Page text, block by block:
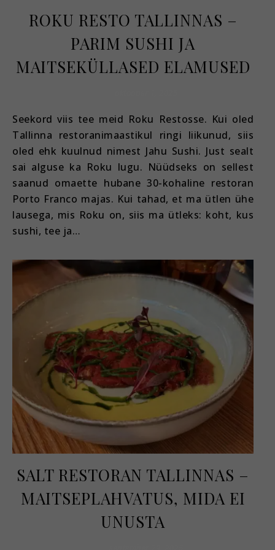
ROKU RESTO TALLINNAS –
PARIM SUSHI JA
MAITSEKÜLLASED ELAMUSED
Seekord viis tee meid Roku Restosse. Kui oled
Tallinna restoranimaastikul ringi liikunud, siis
oled ehk kuulnud nimest Jahu Sushi. Just sealt
sai alguse ka Roku lugu. Nüüdseks on sellest
saanud omaette hubane 30-kohaline restoran
Porto Franco majas. Kui tahad, et ma ütlen ühe
lausega, mis Roku on, siis ma ütleks: koht, kus
sushi, tee ja…
SALT RESTORAN TALLINNAS –
MAITSEPLAHVATUS, MIDA EI
UNUSTA